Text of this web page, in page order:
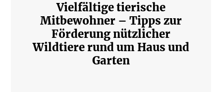
Vielfältige tierische
Mitbewohner – Tipps zur
Förderung nützlicher
Wildtiere rund um Haus und
Garten